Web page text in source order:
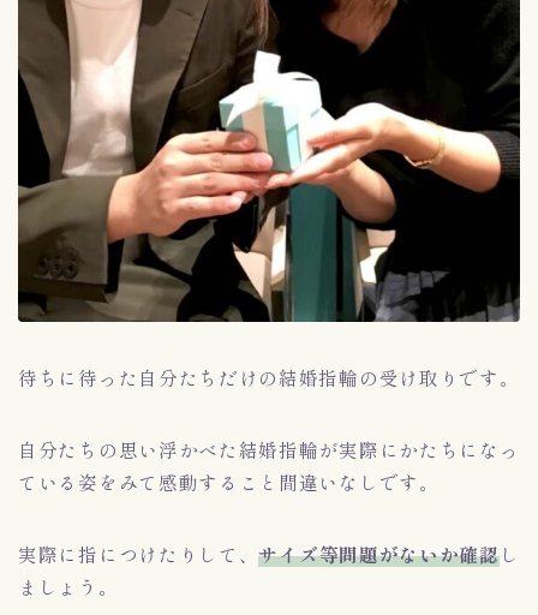
待ちに待った自分たちだけの結婚指輪の受け取りです。
自分たちの思い浮かべた結婚指輪が実際にかたちになっ
ている姿をみて感動すること間違いなしです。
実際に指につけたりして、サイズ等問題がないか確認し
ましょう。